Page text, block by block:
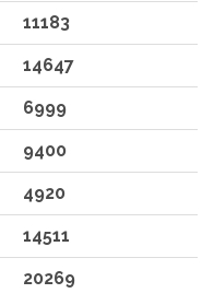
11183
14647
6999
9400
4920
14511
20269